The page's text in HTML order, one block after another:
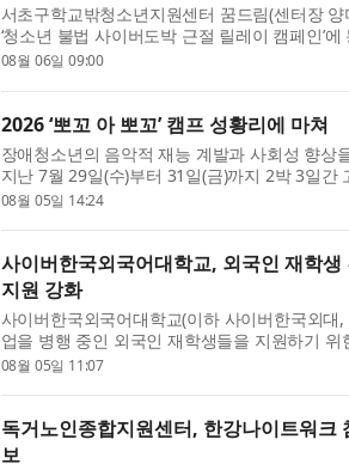
서초구학교밖청소년지원센터 꿈드림(센터장
‘청소년 불법 사이버도박 근절 릴레이 캠페인’
방배ART유스센터로부터 다음 주자로 지목받
08월 06일 09:00
2026 ‘뽀꼬 아 뽀꼬’ 캠프 성황리에 마쳐
장애청소년의 음악적 재능 계발과 사회성 향상
지난 7월 29일(수)부터 31일(금)까지 2박 3일간
서 장애청소년 66명을 비롯해 멘토, 음악 지도
08월 05일 14:24
사이버한국외국어대학교, 외국인 재학
지원 강화
사이버한국외국어대학교(이하 사이버한국외
업을 병행 중인 외국인 재학생들을 지원하기
사이버한국외대 글로벌교육원은 지난달 25일(
08월 05일 11:07
독거노인종합지원센터, 한강나이트워
보